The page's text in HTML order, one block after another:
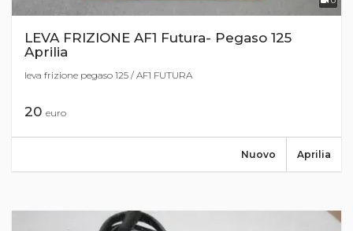
LEVA FRIZIONE AF1 Futura- Pegaso 125
Aprilia
leva frizione pegaso 125 / AF1 FUTURA
20 euro
Aprilia
Nuovo